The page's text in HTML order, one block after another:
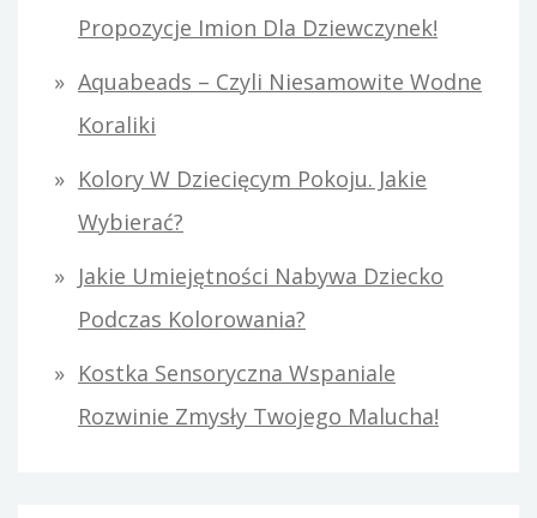
Propozycje Imion Dla Dziewczynek!
Aquabeads – Czyli Niesamowite Wodne
Koraliki
Kolory W Dziecięcym Pokoju. Jakie
Wybierać?
Jakie Umiejętności Nabywa Dziecko
Podczas Kolorowania?
Kostka Sensoryczna Wspaniale
Rozwinie Zmysły Twojego Malucha!